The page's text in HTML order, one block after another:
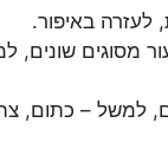
לעזרה באיפור.
מסוגים שונים,
למשל – כתום,